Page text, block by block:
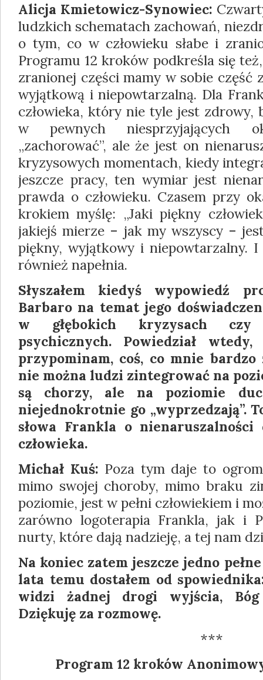
Alicja Kmietowicz-Synowiec:
ludzkich schematach zachowań,
o tym, co w człowieku słabe i
Programu 12 kroków podkreśla się
zranionej części mamy w sobie część
wyjątkową i niepowtarzalną. Dla
człowieka, który nie tyle jest zdrowy,
w pewnych niesprzyjających
„zachorować”, ale że jest on
kryzysowych momentach, kiedy
jeszcze pracy, ten wymiar jest
prawda o człowieku. Czasem przy
krokiem myślę: „Jaki piękny
jakiejś mierze – jak my wszyscy –
piękny, wyjątkowy i niepowtarzalny.
również napełnia.
Słyszałem kiedyś wypowiedź
Barbaro na temat jego
w głębokich kryzysach czy
psychicznych. Powiedział
przypominam, coś, co mnie bardzo
nie można ludzi zintegrować na
są chorzy, ale na poziomie
niejednokrotnie go „wyprzedzają”.
słowa Frankla o
człowieka.
Michał Kuś: Poza tym daje to
mimo swojej choroby, mimo braku
poziomie, jest w pełni człowiekiem i
zarówno logoterapia Frankla, jak i
nurty, które dają nadzieję, a tej nam
Na koniec zatem jeszcze jedno
lata temu dostałem od
widzi żadnej drogi wyjścia,
Dziękuję za rozmowę.
***
Program 12 kroków